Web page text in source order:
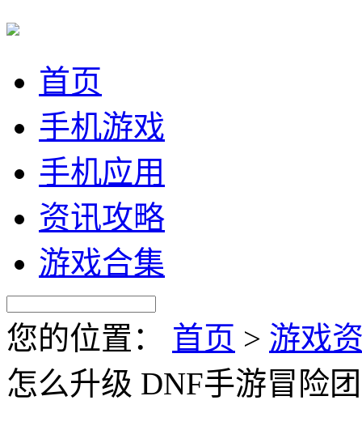
首页
手机游戏
手机应用
资讯攻略
游戏合集
您的位置： 首页 > 游戏
怎么升级 DNF手游冒险